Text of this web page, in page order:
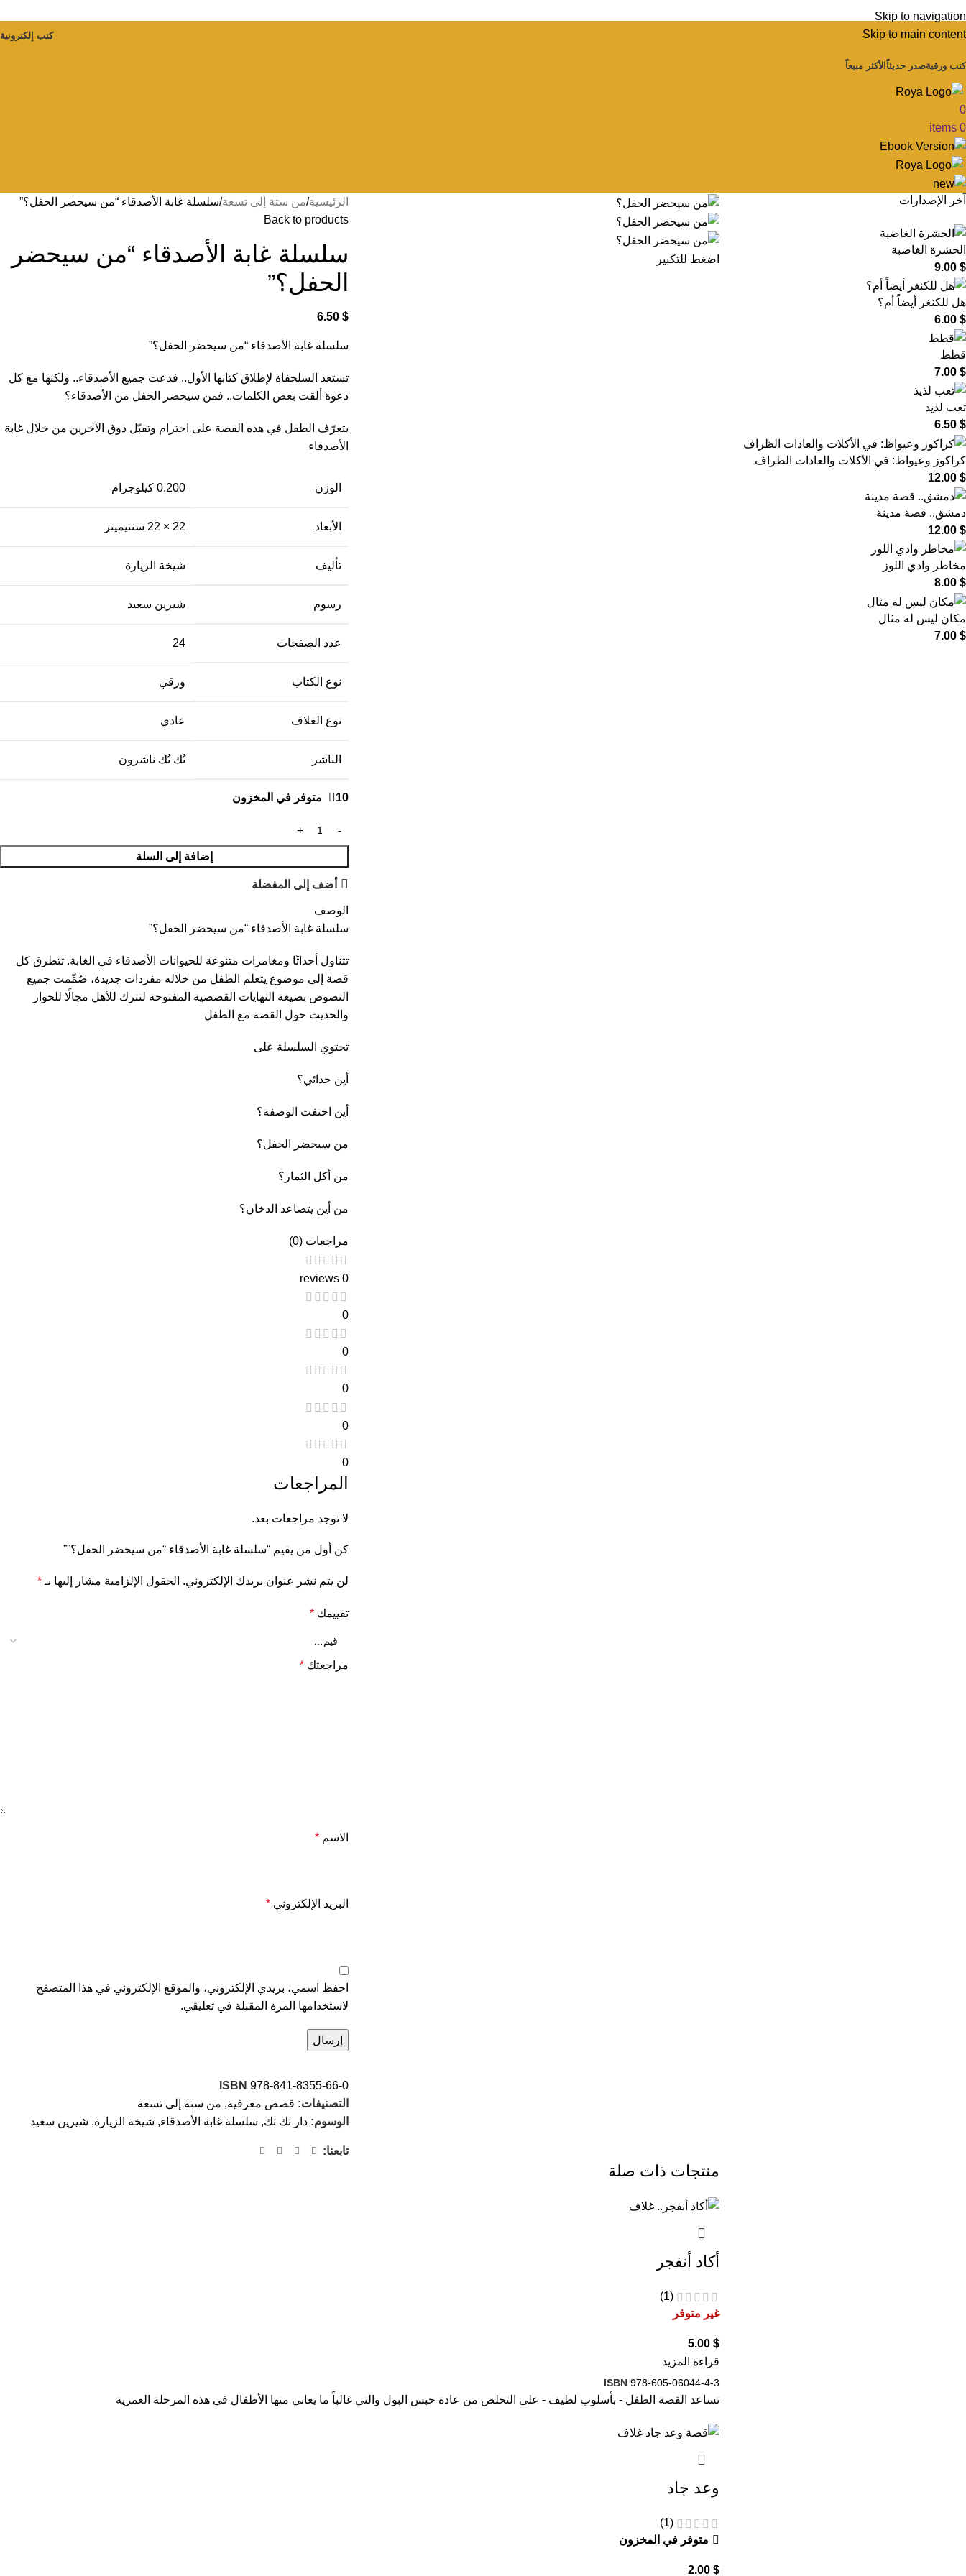
Skip to navigation
Skip to main content
كتب إلكترونية
كتب ورقيةصدر حديثاً الأكثر مبيعاً
0
0
items
آخر الإصدارات
الحشرة الغاضبة
9.00 $
هل للكنغر أيضاً أم؟
6.00 $
قطط
7.00 $
تعب لذيذ
6.50 $
كراكوز وعيواظ: في الأكلات والعادات الظراف
12.00 $
دمشق.. قصة مدينة
12.00 $
مخاطر وادي اللوز
8.00 $
مكان ليس له مثال
7.00 $
اضغط للتكبير
الرئيسية من ستة إلى تسعة سلسلة غابة الأصدقاء “من سيحضر الحفل؟”
Back to products
سلسلة غابة الأصدقاء “من سيحضر
الحفل؟”
6.50$
سلسلة غابة الأصدقاء “من سيحضر الحفل؟”
تستعد السلحفاة لإطلاق كتابها الأول.. فدعت جميع الأصدقاء.. ولكنها مع كل
دعوة ألقت بعض الكلمات.. فمن سيحضر الحفل من الأصدقاء؟
يتعرّف الطفل في هذه القصة على احترام وتقبّل ذوق الآخرين من خلال غابة
الأصدقاء
الوزن 0.200 كيلوجرام
الأبعاد 22 × 22 سنتيميتر
تأليف شيخة الزيارة
رسوم شيرين سعيد
عدد الصفحات 24
نوع الكتاب ورقي
نوع الغلاف عادي
الناشر تُك تُك ناشرون
10 متوفر في المخزون
إضافة إلى السلة
أضف إلى المفضلة
الوصف
سلسلة غابة الأصدقاء “من سيحضر الحفل؟”
تتناول أحداثًا ومغامرات متنوعة للحيوانات الأصدقاء في الغابة. تتطرق كل
قصة إلى موضوع يتعلم الطفل من خلاله مفردات جديدة، صُمِّمت جميع
النصوص بصيغة النهايات القصصية المفتوحة لتترك للأهل مجالًا للحوار
والحديث حول القصة مع الطفل
تحتوي السلسلة على
أين حذائي؟
أين اختفت الوصفة؟
من سيحضر الحفل؟
من أكل الثمار؟
من أين يتصاعد الدخان؟
مراجعات (0)
0 reviews
0
0
0
0
0
المراجعات
لا توجد مراجعات بعد.
كن أول من يقيم “سلسلة غابة الأصدقاء “من سيحضر الحفل؟””
لن يتم نشر عنوان بريدك الإلكتروني. الحقول الإلزامية مشار إليها بـ *
تقييمك *
مراجعتك *
الاسم *
البريد الإلكتروني *
احفظ اسمي، بريدي الإلكتروني، والموقع الإلكتروني في هذا المتصفح
لاستخدامها المرة المقبلة في تعليقي.
ISBN978-841-8355-66-0
التصنيفات: قصص معرفية, من ستة إلى تسعة
الوسوم: دار تك تك, سلسلة غابة الأصدقاء, شيخة الزيارة, شيرين سعيد
تابعنا:
منتجات ذات صلة
أكاد أنفجر
(1)
غير متوفر
5.00 $
قراءة المزيد
ISBN 978-605-06044-4-3
تساعد القصة الطفل - بأسلوب لطيف - على التخلص من عادة حبس البول والتي غالباً ما يعاني منها الأطفال في هذه المرحلة العمرية
وعد جاد
(1)
متوفر في المخزون
2.00 $